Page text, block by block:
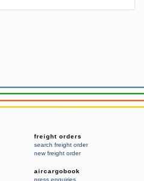
freight orders
search freight order
new freight order
aircargobook
press enquiries